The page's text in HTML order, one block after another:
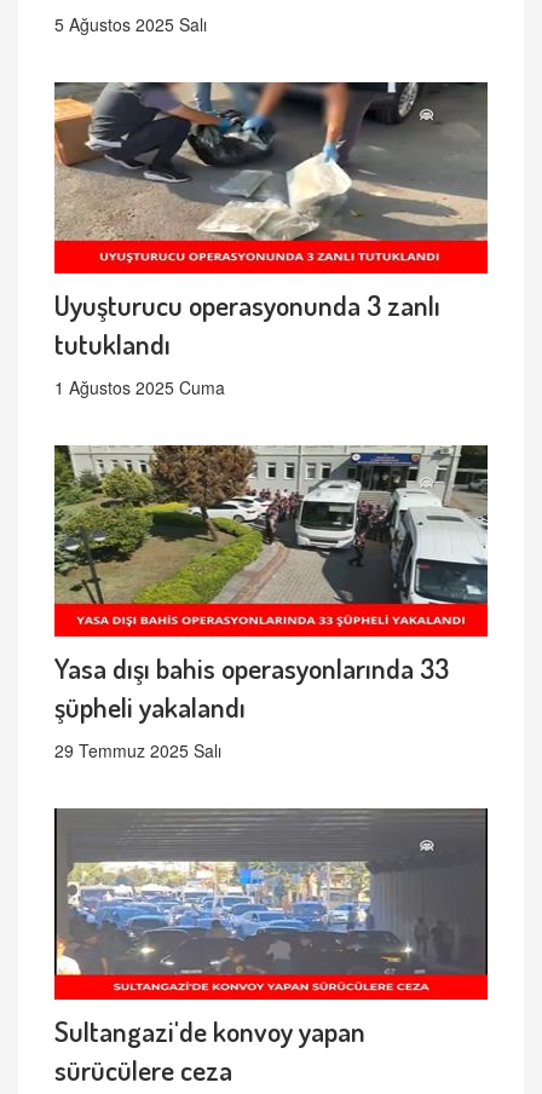
5 Ağustos 2025 Salı
Uyuşturucu operasyonunda 3 zanlı
tutuklandı
1 Ağustos 2025 Cuma
Yasa dışı bahis operasyonlarında 33
şüpheli yakalandı
29 Temmuz 2025 Salı
Sultangazi'de konvoy yapan
sürücülere ceza